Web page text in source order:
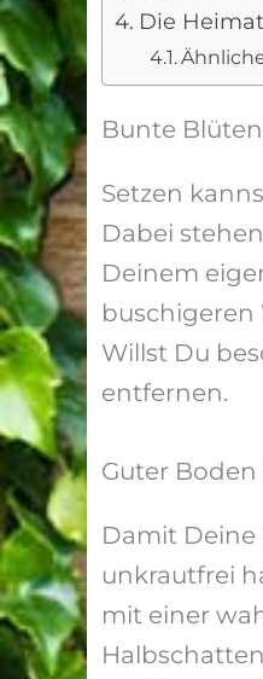
Die
Bunte
Setzen
Dabei
Deinem
buschigeren
Willst Du
entfernen.
Guter
Damit
unkrautfrei
mit einer